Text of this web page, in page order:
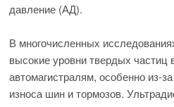
давление (АД).
В многочисленных
высокие уровни твердых
автомагистралям, особенно из-
износа шин и тормозов.